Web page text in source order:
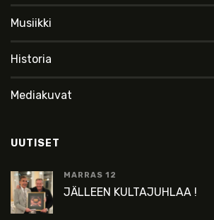
Musiikki
Historia
Mediakuvat
UUTISET
MARRAS 12
JÄLLEEN KULTAJUHLAA !